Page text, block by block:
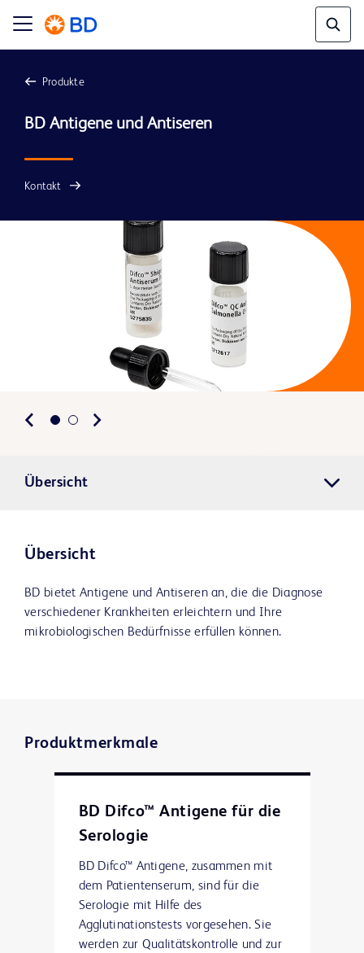
Produkte
Kontakt
Übersicht
Übersicht
BD bietet Antigene und Antiseren an, die die Diagnose
verschiedener Krankheiten erleichtern und Ihre
mikrobiologischen Bedürfnisse erfüllen können.
Produktmerkmale
BD Difco™ Antigene für die
Serologie
BD Difco™ Antigene, zusammen mit
dem Patientenserum, sind für die
Serologie mit Hilfe des
Agglutinationstests vorgesehen. Sie
werden zur Qualitätskontrolle und zur